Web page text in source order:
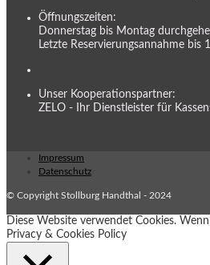
Öffnungszeiten:
Donnerstag bis Montag
Letzte Reservierungsannahme bis
Unser Kooperationspartner:
ZELO - Ihr Dienstleister für
Impressum
Datenschutz
© Copyright Stollburg Handthal - 2024
Diese Website verwendet Cookies.
Privacy & Cookies Policy